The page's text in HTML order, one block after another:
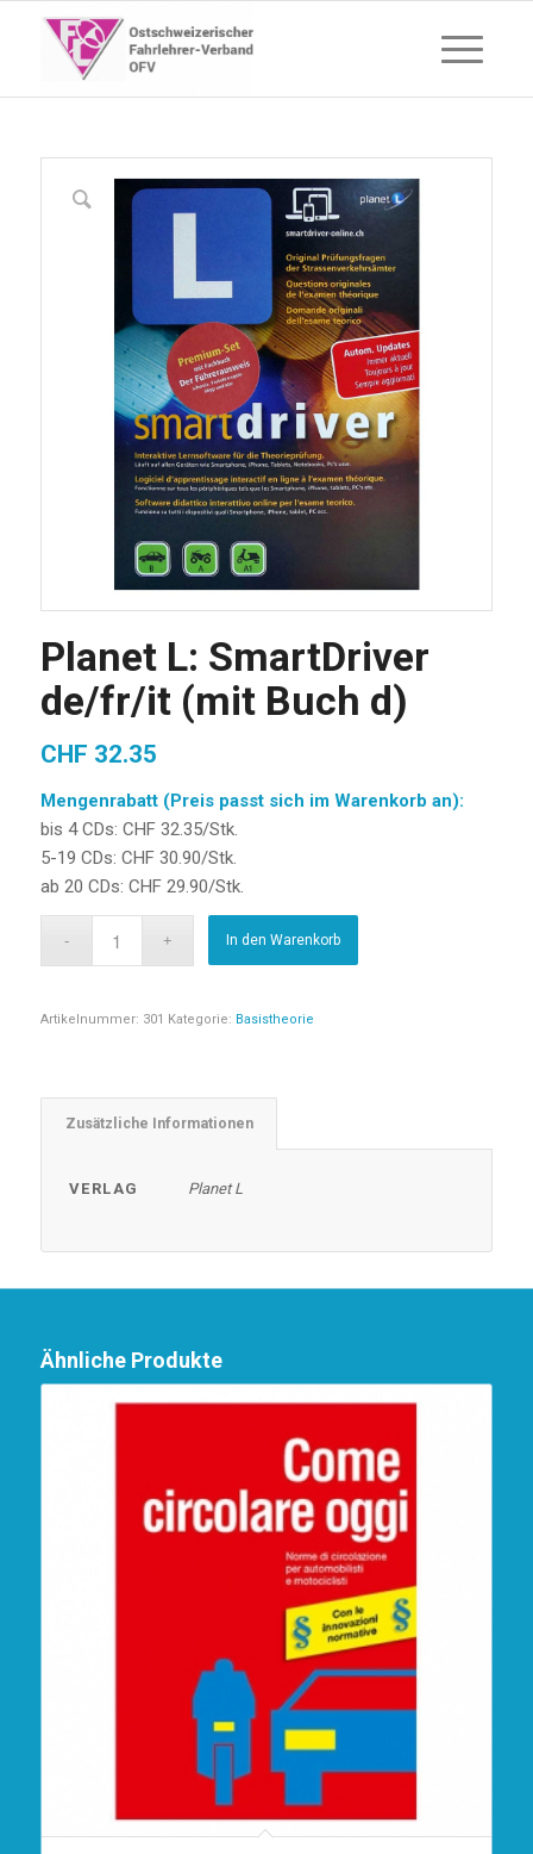
Planet L: SmartDriver
de/fr/it (mit Buch d)
CHF 32.35
Mengenrabatt (Preis passt sich im Warenkorb an):
bis 4 CDs: CHF 32.35/Stk.
5-19 CDs: CHF 30.90/Stk.
ab 20 CDs: CHF 29.90/Stk.
In den Warenkorb
Artikelnummer: 301 Kategorie: Basistheorie
Zusätzliche Informationen
VERLAG Planet L
Ähnliche Produkte